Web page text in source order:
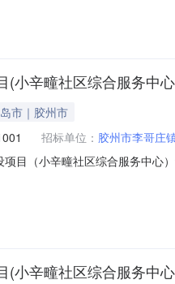
电话：13791806686招标代理
(小辛疃社区综合服务中
市｜胶州市
招标单位： 胶州市李哥庄
项目（小辛疃社区综合服务中心
系人：陈同强联系电话：
(小辛疃社区综合服务中